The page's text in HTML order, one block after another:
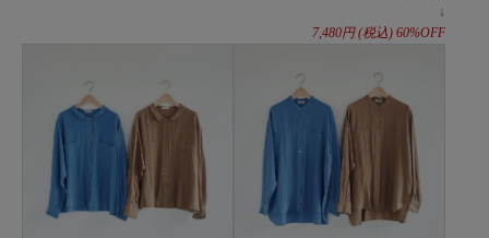
↓
7,480円(税込) 60%OFF